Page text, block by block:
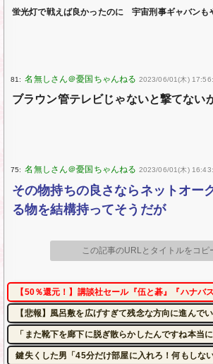
蛍光灯で戦えば良かったのに 宇宙刑事ギャバンも
81: 2023/06/01(木)
ブラウン管テレビじゃないと撃てない
75: 2023/06/01(木)
その物持ちの良さならネットオー
る物を結構持ってそうだが
この記事のURLとタイトルをコピ
【50％還元！】講談社セール『伍と碁』『ハナ
【悲報】風呂敷を広げすぎて残念な方向に進んで
「また靴下を廊下に脱ぎ散らかしたんですね本当
鍵失くした男「45分だけ部屋に入れろ！何もし